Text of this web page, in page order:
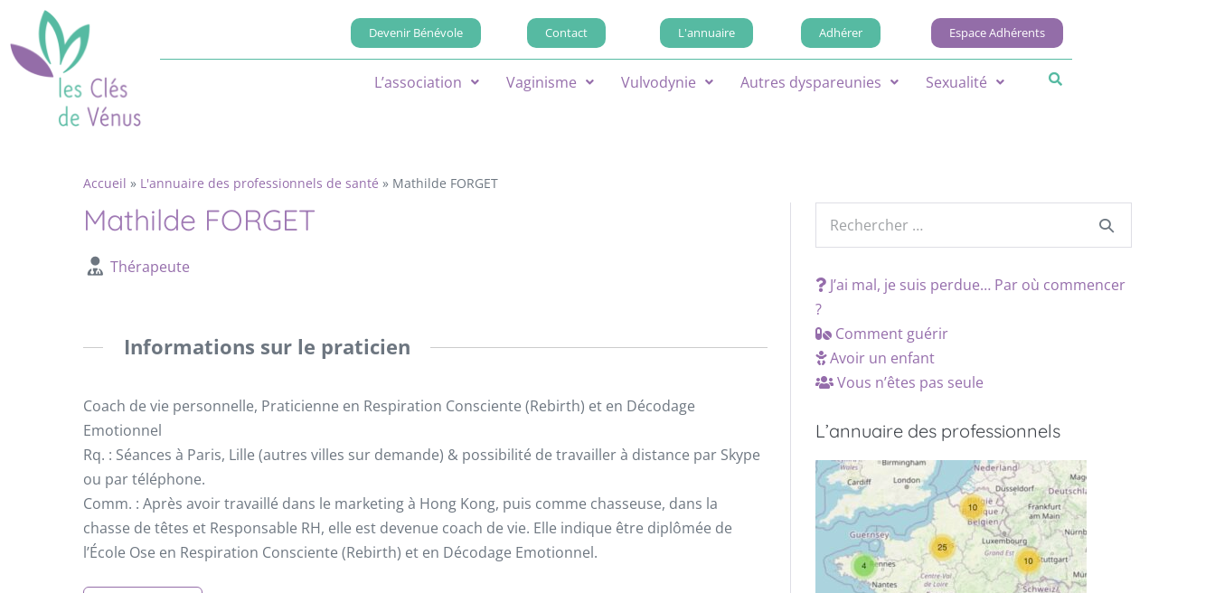
Devenir Bénévole Contact L'annuaire Adhérer Espace Adhérents
L’association Vaginisme Vulvodynie Autres dyspareunies Sexualité
Accueil » L'annuaire des professionnels de santé » Mathilde FORGET
Mathilde FORGET
Thérapeute
Informations sur le praticien
Coach de vie personnelle, Praticienne en Respiration Consciente (Rebirth) et en Décodage
Emotionnel
Rq. : Séances à Paris, Lille (autres villes sur demande) & possibilité de travailler à distance par Skype
ou par téléphone.
Comm. : Après avoir travaillé dans le marketing à Hong Kong, puis comme chasseuse, dans la
chasse de têtes et Responsable RH, elle est devenue coach de vie. Elle indique être diplômée de
l’École Ose en Respiration Consciente (Rebirth) et en Décodage Emotionnel.
J’ai mal, je suis perdue… Par où commencer
?
Comment guérir
Avoir un enfant
Vous n’êtes pas seule
L’annuaire des professionnels